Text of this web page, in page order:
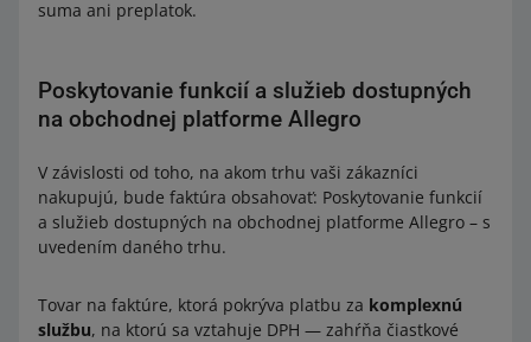
suma ani preplatok.
Poskytovanie funkcií a služieb dostupných
na obchodnej platforme Allegro
V závislosti od toho, na akom trhu vaši zákazníci
nakupujú, bude faktúra obsahovať: Poskytovanie funkcií
a služieb dostupných na obchodnej platforme Allegro – s
uvedením daného trhu.
Tovar na faktúre, ktorá pokrýva platbu za komplexnú
službu, na ktorú sa vztahuje DPH — zahŕňa čiastkové